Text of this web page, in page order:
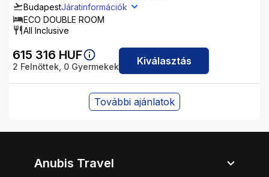
BudapestJáratinformációk
ECO DOUBLE ROOM
All Inclusive
615 316 HUF
2 Felnőttek, 0 Gyermekek Kiválasztás
További ajánlatok
Anubis Travel